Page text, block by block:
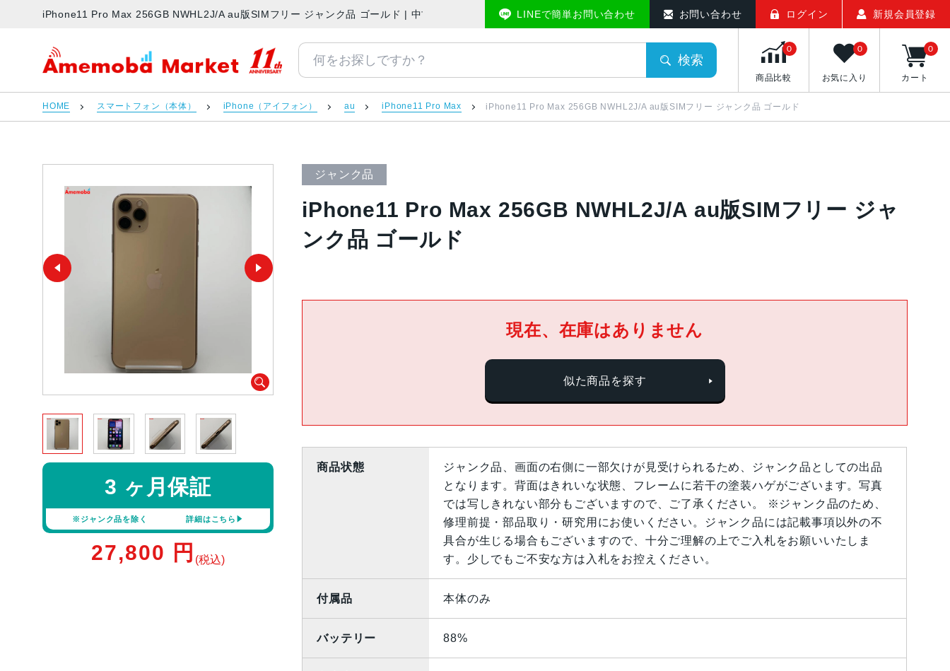
iPhone11 Pro Max 256GB NWHL2J/A au版SIMフリー ジャンク品 ゴールド | 中古スマホ販売のアメモバマーケット
LINEで簡単お問い合わせ お問い合わせ ログイン 新規会員登録
アメモバマーケット
検索
商品比較
0
お気に入り
0
カート
0
HOME スマートフォン（本体） iPhone（アイフォン） au iPhone11 Pro Max iPhone11 Pro Max 256GB NWHL2J/A au版SIMフリー ジャンク品 ゴールド
ジャンク品
iPhone11 Pro Max 256GB NWHL2J/A au版SIMフリー ジャ
ンク品 ゴールド
3 ヶ月保証
※ジャンク品を除く 詳細はこちら
27,800 円 (税込)
現在、在庫はありません
似た商品を探す
商品状態
ジャンク品、画面の右側に一部欠けが見受けられるため、ジャンク品としての出品
となります。背面はきれいな状態、フレームに若干の塗装ハゲがございます。写真
では写しきれない部分もございますので、ご了承ください。 ※ジャンク品のため、
修理前提・部品取り・研究用にお使いください。ジャンク品には記載事項以外の不
具合が生じる場合もございますので、十分ご理解の上でご入札をお願いいたしま
す。少しでもご不安な方は入札をお控えください。
付属品 本体のみ
バッテリー 88%